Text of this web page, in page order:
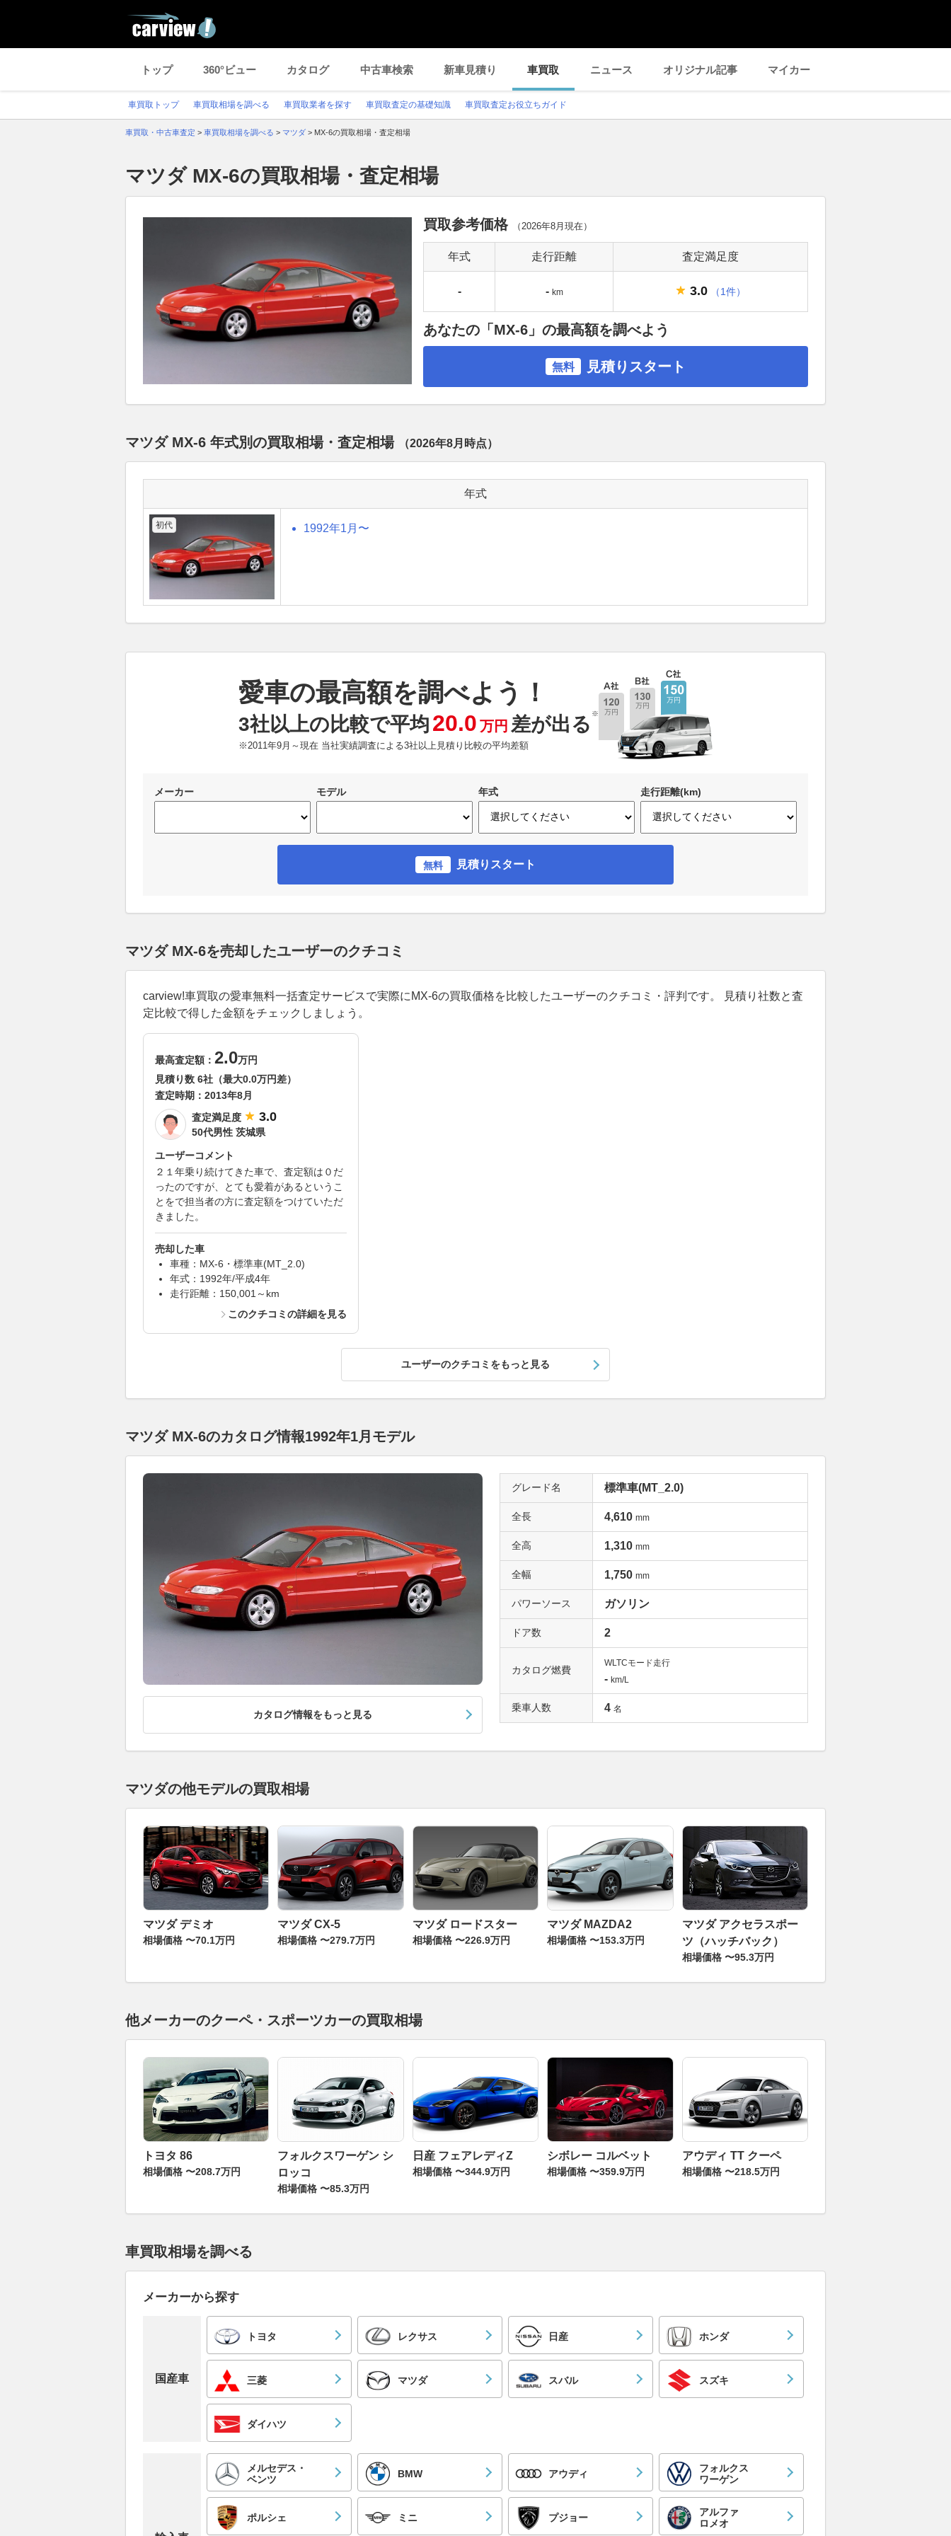
トップ 360°ビュー カタログ 中古車検索 新車見積り 車買取 ニュース オリジナル記事 マイカー
車買取トップ 車買取相場を調べる 車買取業者を探す 車買取査定の基礎知識 車買取査定お役立ちガイド
車買取・中古車査定 > 車買取相場を調べる > マツダ > MX-6の買取相場・査定相場
マツダ MX-6の買取相場・査定相場
買取参考価格 （2026年8月 現在）
年式 走行距離 査定満足度
- - km 3.0 （1件）
あなたの「MX-6」の最高額を調べよう
無料 見積りスタート
マツダ MX-6 年式別の買取相場・査定相場 （2026年8月 時点）
年式
初代 1992年1月〜
愛車の最高額を調べよう！
3社以上の比較で平均20.0 万円 差が出る ※
※2011年9月～現在 当社実績調査による3社以上見積り比較の平均差額
メーカー モデル 年式 走行距離(km)
無料 見積りスタート
マツダ MX-6を売却したユーザーのクチコミ
carview!車買取の愛車無料一括査定サービスで実際にMX-6の買取価格を比較したユーザーのクチコミ・評判です。 見積り社数と査
定比較で得した金額をチェックしましょう。
最高査定額： 2.0万円
見積り数 6社（最大0.0万円差）
査定時期： 2013年8月
査定満足度
3.0
50代男性 茨城県
ユーザーコメント
２１年乗り続けてきた車で、査定額は０だ
ったのですが、とても愛着があるというこ
とをで担当者の方に査定額をつけていただ
きました。
売却した車
車種：MX-6・標準車(MT_2.0)
年式：1992年/平成4年
走行距離：150,001～km
このクチコミの詳細を見る
ユーザーのクチコミをもっと見る
マツダ MX-6のカタログ情報1992年1月モデル
カタログ情報をもっと見る
グレード名 標準車(MT_2.0)
全長 4,610 mm
全高 1,310 mm
全幅 1,750 mm
パワーソース ガソリン
ドア数 2
カタログ燃費
WLTCモード走行
- km/L
乗車人数 4 名
マツダの他モデルの買取相場
マツダ デミオ
相場価格 〜70.1万円
マツダ CX-5
相場価格 〜279.7万円
マツダ ロードスター
相場価格 〜226.9万円
マツダ MAZDA2
相場価格 〜153.3万円
マツダ アクセラスポー
ツ（ハッチバック）
相場価格 〜95.3万円
他メーカーのクーペ・スポーツカーの買取相場
トヨタ 86
相場価格 〜208.7万円
フォルクスワーゲン シ
ロッコ
相場価格 〜85.3万円
日産 フェアレディZ
相場価格 〜344.9万円
シボレー コルベット
相場価格 〜359.9万円
アウディ TT クーペ
相場価格 〜218.5万円
車買取相場を調べる
メーカーから探す
国産車
トヨタ レクサス 日産 ホンダ
三菱 マツダ スバル スズキ
ダイハツ
メルセデス・
ベンツ
BMW アウディ
フォルクス
ワーゲン
ポルシェ ミニ プジョー
アルファ
ロメオ